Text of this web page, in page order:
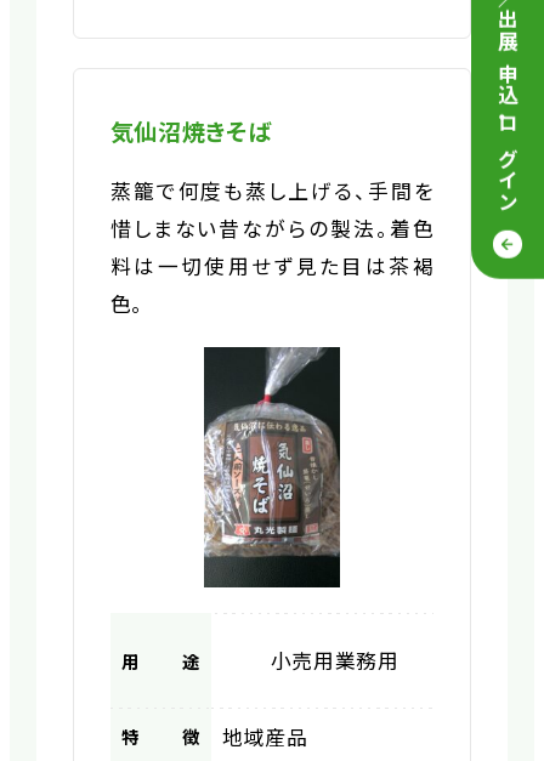
・
ログイン
気仙沼焼きそば
蒸籠で何度も蒸し上げる、手間を
惜しまない昔ながらの製法。着色
料は一切使用せず見た目は茶褐
色。
用途 小売用業務用
特徴 地域産品